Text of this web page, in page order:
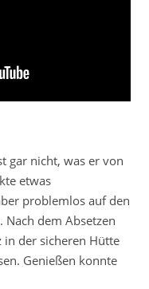
gar nicht, was er von
etwas
problemlos auf den
dem Absetzen
in der sicheren Hütte
Genießen konnte